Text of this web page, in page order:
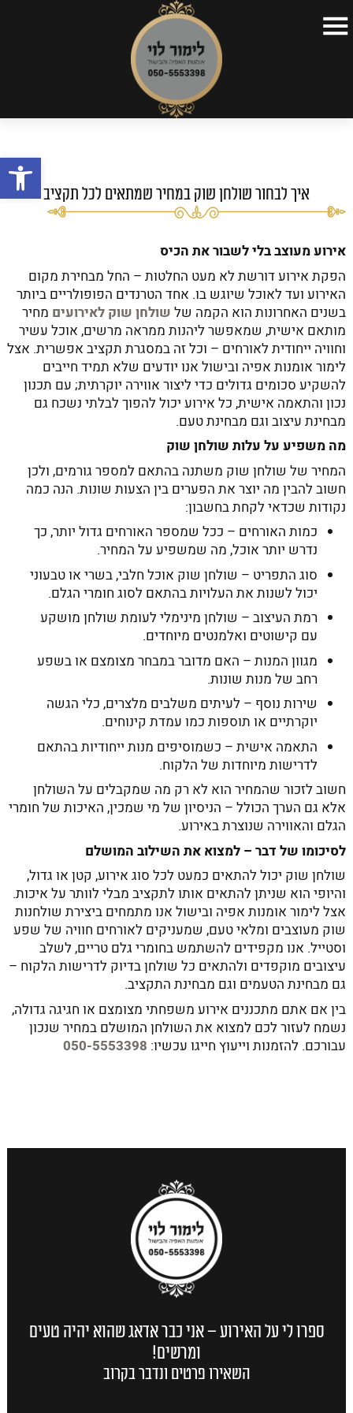
דף הבית
כתבות
השקות
צור קשר
איך לבחור שולחן שוק במחיר שמתאים
איך לבחור שולחן שוק במחיר שמתאים לכל תקציב
אירוע מעוצב בלי לשבור את הכיס
הפקת אירוע דורשת לא מעט החלטות – החל מבחירת מקום
האירוע ועד לאוכל שיוגש בו. אחד הטרנדים הפופולריים ביותר
בשנים האחרונות הוא הקמה של שולחן שוק לאירועים מחיר
מותאם אישית, שמאפשר ליהנות ממראה מרשים, אוכל עשיר
וחוויה ייחודית לאורחים – וכל זה במסגרת תקציב אפשרית. אצל
לימור אומנות אפיה ובישול אנו יודעים שלא תמיד חייבים
להשקיע סכומים גדולים כדי ליצור אווירה יוקרתית; עם תכנון
נכון והתאמה אישית, כל אירוע יכול להפוך לבלתי נשכח גם
מבחינת עיצוב וגם מבחינת טעם.
מה משפיע על עלות שולחן שוק
המחיר של שולחן שוק משתנה בהתאם למספר גורמים, ולכן
חשוב להבין מה יוצר את הפערים בין הצעות שונות. הנה כמה
נקודות שכדאי לקחת בחשבון:
כמות האורחים – ככל שמספר האורחים גדול יותר, כך
נדרש יותר אוכל, מה שמשפיע על המחיר.
סוג התפריט – שולחן שוק אוכל חלבי, בשרי או טבעוני
יכול לשנות את העלויות בהתאם לסוג חומרי הגלם.
רמת העיצוב – שולחן מינימלי לעומת שולחן מושקע
עם קישוטים ואלמנטים מיוחדים.
מגוון המנות – האם מדובר במבחר מצומצם או בשפע
רחב של מנות שונות.
שירות נוסף – לעיתים משלבים מלצרים, כלי הגשה
יוקרתיים או תוספות כמו עמדת קינוחים.
התאמה אישית – כשמוסיפים מנות ייחודיות בהתאם
לדרישות מיוחדות של הלקוח.
חשוב לזכור שהמחיר הוא לא רק מה שמקבלים על השולחן
אלא גם הערך הכולל – הניסיון של מי שמכין, האיכות של חומרי
הגלם והאווירה שנוצרת באירוע.
לסיכומו של דבר – למצוא את השילוב המושלם
שולחן שוק יכול להתאים כמעט לכל סוג אירוע, קטן או גדול,
והיופי הוא שניתן להתאים אותו לתקציב מבלי לוותר על איכות.
אצל לימור אומנות אפיה ובישול אנו מתמחים ביצירת שולחנות
שוק מעוצבים ומלאי טעם, שמעניקים לאורחים חוויה של שפע
וסטייל. אנו מקפידים להשתמש בחומרי גלם טריים, לשלב
עיצובים מוקפדים ולהתאים כל שולחן בדיוק לדרישות הלקוח –
גם מבחינת הטעמים וגם מבחינת התקציב.
בין אם אתם מתכננים אירוע משפחתי מצומצם או חגיגה גדולה,
נשמח לעזור לכם למצוא את השולחן המושלם במחיר שנכון
עבורכם. להזמנות וייעוץ חייגו עכשיו: 050-5553398
ספרו לי על האירוע – אני כבר אדאג שהוא יהיה טעים
ומרשים!
השאירו פרטים ונדבר בקרוב